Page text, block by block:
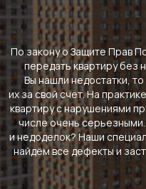
По закону о Защите Прав
передать квартиру без
Вы нашли недостатки,
их за свой счет. На
квартиру с нарушениями
числе очень
и недоделок? Наши
найдём все дефекты и